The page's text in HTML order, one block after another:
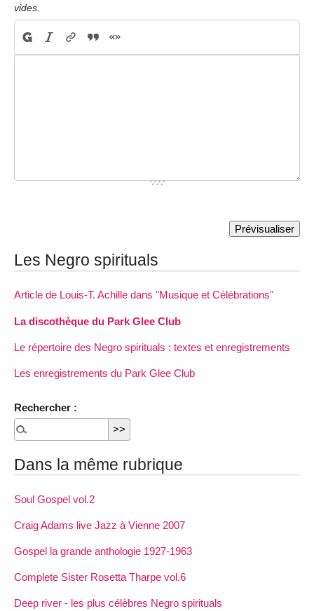
vides.
Les Negro spirituals
Article de Louis-T. Achille dans "Musique et Célébrations"
La discothèque du Park Glee Club
Le répertoire des Negro spirituals : textes et enregistrements
Les enregistrements du Park Glee Club
Rechercher :
Dans la même rubrique
Soul Gospel vol.2
Craig Adams live Jazz à Vienne 2007
Gospel la grande anthologie 1927-1963
Complete Sister Rosetta Tharpe vol.6
Deep river - les plus célèbres Negro spirituals